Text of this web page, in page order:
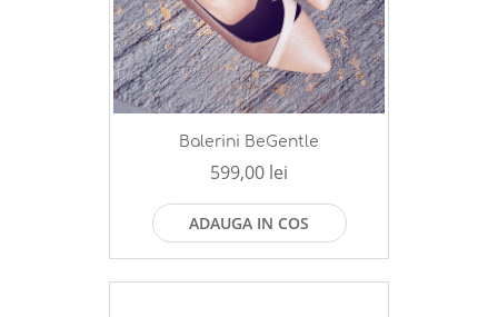
Balerini BeGentle
599,00 lei
ADAUGA IN COS